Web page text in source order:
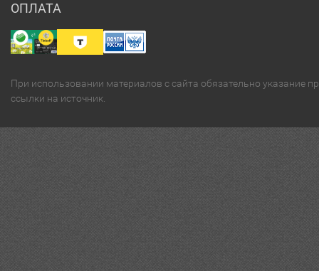
ОПЛАТА
При использовании материалов с сайта обязательно указание
ссылки на источник.